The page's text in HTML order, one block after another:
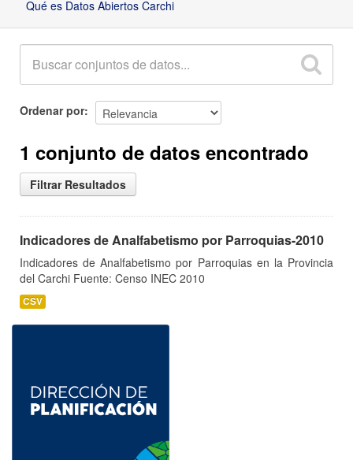
Qué es Datos Abiertos Carchi
Ordenar por
1 conjunto de datos encontrado
Filtrar Resultados
Indicadores de Analfabetismo por Parroquias-2010
Indicadores de Analfabetismo por Parroquias en la Provincia
del Carchi Fuente: Censo INEC 2010
CSV